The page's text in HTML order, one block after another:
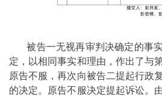
被告一无视再审判决确定的事
定，以相同事实和理由，作出了与
原告不服，再次向被告二提起行政
的决定。原告不服决定提起诉讼。